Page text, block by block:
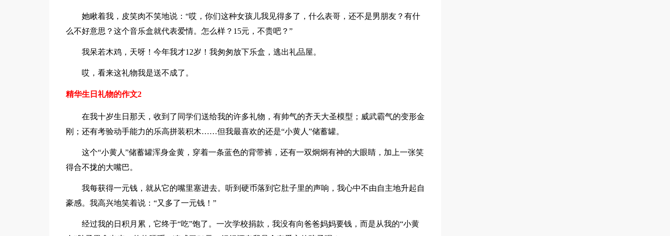
她瞅着我，皮笑肉不笑地说：“哎，你们这种女孩儿我见得多了，什么表哥，还不是男朋友？有什
么不好意思？这个音乐盒就代表爱情。怎么样？15元，不贵吧？”
我呆若木鸡，天呀！今年我才12岁！我匆匆放下乐盒，逃出礼品屋。
哎，看来这礼物我是送不成了。
精华生日礼物的作文2
在我十岁生日那天，收到了同学们送给我的许多礼物，有帅气的齐天大圣模型；威武霸气的变形金
刚；还有考验动手能力的乐高拼装积木……但我最喜欢的还是“小黄人”储蓄罐。
这个“小黄人”储蓄罐浑身金黄，穿着一条蓝色的背带裤，还有一双炯炯有神的大眼睛，加上一张笑
得合不拢的大嘴巴。
我每获得一元钱，就从它的嘴里塞进去。听到硬币落到它肚子里的声响，我心中不由自主地升起自
豪感。我高兴地笑着说：“又多了一元钱！”
经过我的日积月累，它终于“吃”饱了。一次学校捐款，我没有向爸爸妈妈要钱，而是从我的“小黄